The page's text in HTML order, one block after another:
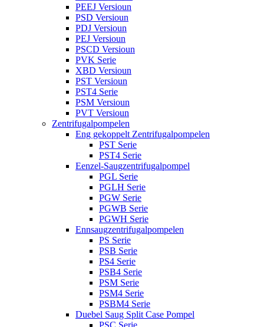
PEEJ Versioun
PSD Versioun
PDJ Versioun
PEJ Versioun
PSCD Versioun
PVK Serie
XBD Versioun
PST Versioun
PST4 Serie
PSM Versioun
PVT Versioun
Zentrifugalpompelen
Eng gekoppelt Zentrifugalpompelen
PST Serie
PST4 Serie
Eenzel-Saugzentrifugalpompel
PGL Serie
PGLH Serie
PGW Serie
PGWB Serie
PGWH Serie
Ennsaugzentrifugalpompelen
PS Serie
PSB Serie
PS4 Serie
PSB4 Serie
PSM Serie
PSM4 Serie
PSBM4 Serie
Duebel Saug Split Case Pompel
PSC Serie